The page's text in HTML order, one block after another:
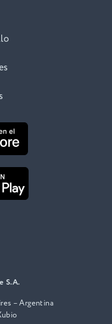
S.A.
– Argentina